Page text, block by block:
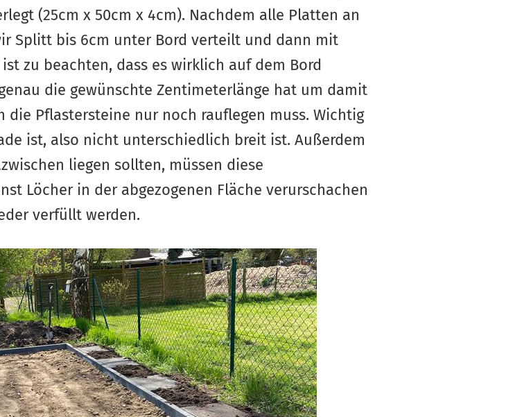
(25cm x 50cm x 4cm). Nachdem alle Platten an
Splitt bis 6cm unter Bord verteilt und dann mit
zu beachten, dass es wirklich auf dem Bord
die gewünschte Zentimeterlänge hat um damit
die Pflastersteine nur noch rauflegen muss. Wichtig
ist, also nicht unterschiedlich breit ist. Außerdem
liegen sollten, müssen diese
Löcher in der abgezogenen Fläche verurschachen
verfüllt werden.